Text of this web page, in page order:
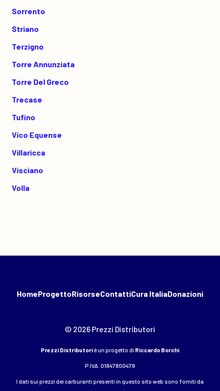
Sorrento
Striano
Terzigno
Torre Annunziata
Torre Del Greco
Trecase
Tufino
Vico Equense
Villaricca
Visciano
Volla
HomeProgettoRisorseContattiCura ItaliaDonazioni
© 2026 Prezzi Distributori
Prezzi Distributori è un progetto di Riccardo Borchi
P.IVA: 01847800479
I dati sui prezzi dei carburanti presenti in questo sito web sono forniti da